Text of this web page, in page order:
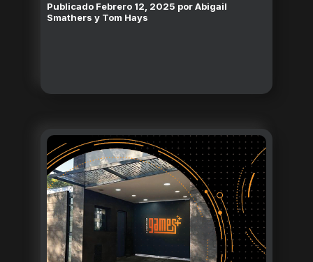
Publicado Febrero 12, 2025 porAbigail
Smathers y Tom Hays